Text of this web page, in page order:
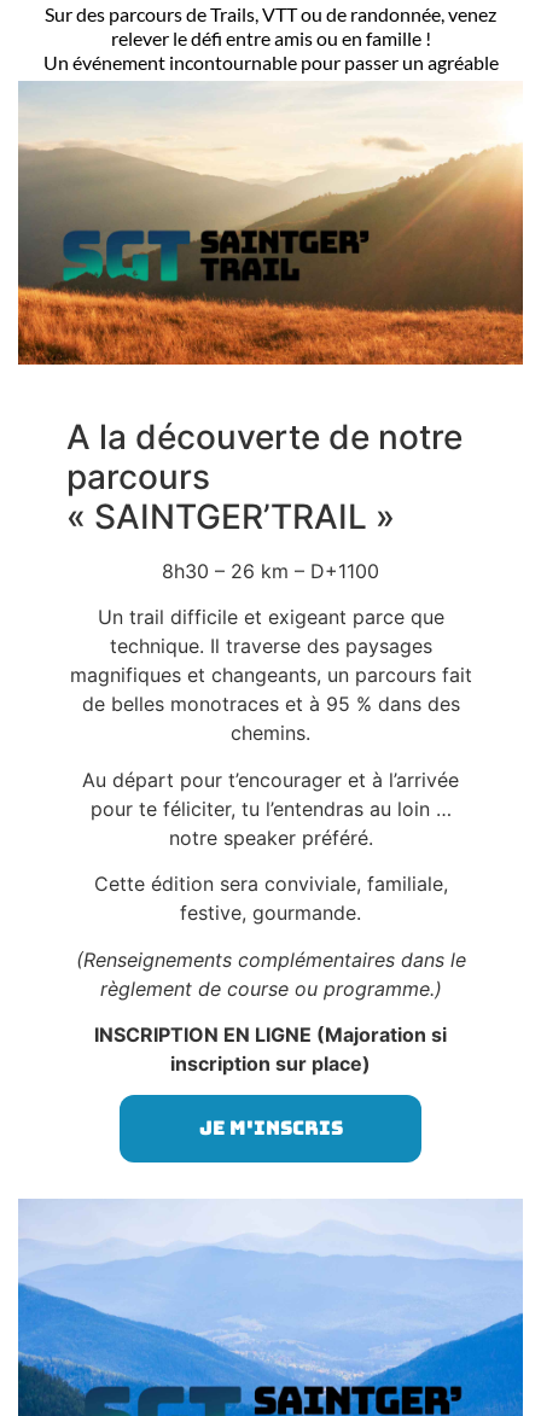
Sur des parcours de Trails, VTT ou de randonnée, venez
relever le défi entre amis ou en famille !
Un événement incontournable pour passer un agréable
moment sportif dans la bonne humeur !
A la découverte de notre
parcours
« SAINTGER’TRAIL »
8h30 – 26 km – D+1100
Un trail difficile et exigeant parce que
technique. Il traverse des paysages
magnifiques et changeants, un parcours fait
de belles monotraces et à 95 % dans des
chemins.
Au départ pour t’encourager et à l’arrivée
pour te féliciter, tu l’entendras au loin …
notre speaker préféré.
Cette édition sera conviviale, familiale,
festive, gourmande.
(Renseignements complémentaires dans le
règlement de course ou programme.)
INSCRIPTION EN LIGNE (Majoration si
inscription sur place)
Je m'inscris